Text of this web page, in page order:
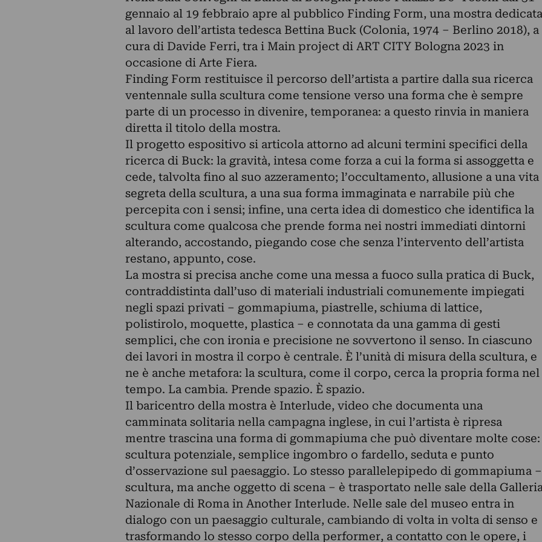
gennaio al 19 febbraio apre al pubblico Finding Form, una mostra dedicata
al lavoro dell’artista tedesca Bettina Buck (Colonia, 1974 – Berlino 2018), a
cura di Davide Ferri, tra i Main project di ART CITY Bologna 2023 in
occasione di Arte Fiera.
Finding Form restituisce il percorso dell’artista a partire dalla sua ricerca
ventennale sulla scultura come tensione verso una forma che è sempre
parte di un processo in divenire, temporanea: a questo rinvia in maniera
diretta il titolo della mostra.
Il progetto espositivo si articola attorno ad alcuni termini specifici della
ricerca di Buck: la gravità, intesa come forza a cui la forma si assoggetta e
cede, talvolta fino al suo azzeramento; l’occultamento, allusione a una vita
segreta della scultura, a una sua forma immaginata e narrabile più che
percepita con i sensi; infine, una certa idea di domestico che identifica la
scultura come qualcosa che prende forma nei nostri immediati dintorni
alterando, accostando, piegando cose che senza l’intervento dell’artista
restano, appunto, cose.
La mostra si precisa anche come una messa a fuoco sulla pratica di Buck,
contraddistinta dall’uso di materiali industriali comunemente impiegati
negli spazi privati – gommapiuma, piastrelle, schiuma di lattice,
polistirolo, moquette, plastica – e connotata da una gamma di gesti
semplici, che con ironia e precisione ne sovvertono il senso. In ciascuno
dei lavori in mostra il corpo è centrale. È l’unità di misura della scultura, e
ne è anche metafora: la scultura, come il corpo, cerca la propria forma nel
tempo. La cambia. Prende spazio. È spazio.
Il baricentro della mostra è Interlude, video che documenta una
camminata solitaria nella campagna inglese, in cui l’artista è ripresa
mentre trascina una forma di gommapiuma che può diventare molte cose:
scultura potenziale, semplice ingombro o fardello, seduta e punto
d’osservazione sul paesaggio. Lo stesso parallelepipedo di gommapiuma –
scultura, ma anche oggetto di scena – è trasportato nelle sale della
Nazionale di Roma in Another Interlude. Nelle sale del museo entra in
dialogo con un paesaggio culturale, cambiando di volta in volta di senso e
trasformando lo stesso corpo della performer, a contatto con le opere, i